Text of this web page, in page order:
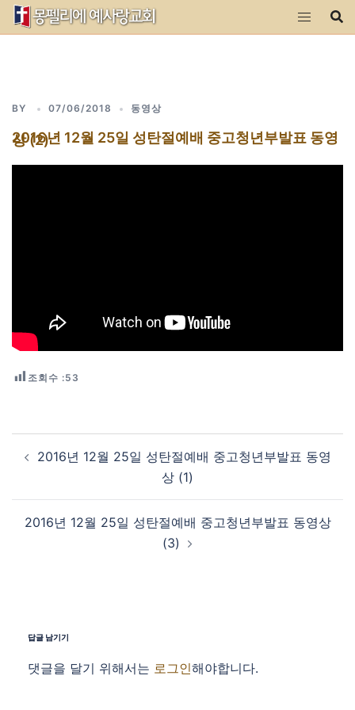
Skip
BY 07/06/2018 동영상
2016년 12월 25일 성탄절예배 중고청년부발표 동영
상 (2)
조회수 :53
Post navigation
2016년 12월 25일 성탄절예배 중고청년부발표 동영
상 (1)
2016년 12월 25일 성탄절예배 중고청년부발표 동영상
(3)
답글 남기기
댓글을 달기 위해서는 로그인해야합니다.